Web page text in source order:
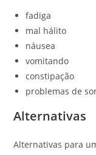
fadiga
mal hálito
náusea
vomitando
constipação
problemas de
Alternativas
Alternativas para